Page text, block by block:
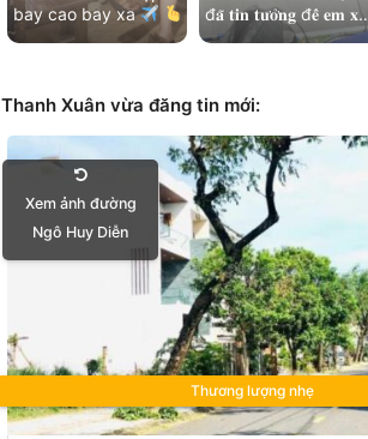
bay cao bay xa
Cảm ơn chị chủ đất
đ𝐚̃ 𝐭𝐢𝐧 𝐭𝐮̛𝐨̛̉𝐧𝐠 đ𝐞̂̉ 𝐞𝐦 𝐱𝐮̛̉
𝐥𝐲́ 𝐡𝐞̂́𝐭 𝐦𝐨̣𝐢 𝐯𝐢𝐞̣̂𝐜!
Thanh Xuân vừa đăng tin mới:
Xem ảnh đường
Ngô Huy Diễn
Thương lượng nhẹ